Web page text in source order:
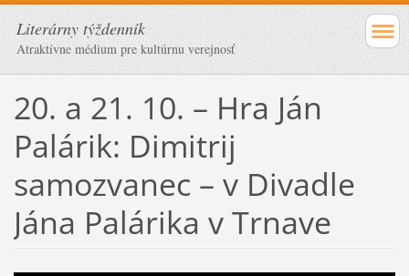
Literárny týždenník
Atraktívne médium pre kultúrnu verejnosť
20. a 21. 10. – Hra Ján
Palárik: Dimitrij
samozvanec – v Divadle
Jána Palárika v Trnave